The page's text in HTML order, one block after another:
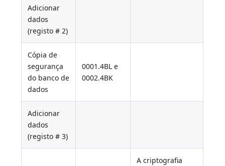
Adicionar
dados
(registo # 2)
Cópia de
segurança
do banco de
dados
0001.4BL e
0002.4BK
Adicionar
dados
(registo # 3)
A criptografia